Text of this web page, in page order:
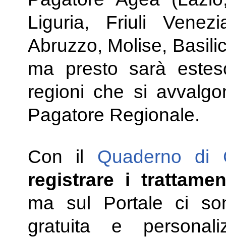
Liguria, Friuli
Abruzzo, Molise,
ma presto sarà
regioni che si
Pagatore Regionale.
Con il Quaderno di
registrare i
ma sul Portale ci
gratuita e